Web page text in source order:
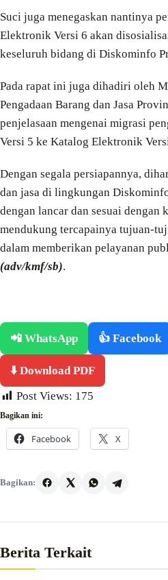
Suci juga menegaskan nantinya
Elektronik Versi 6 akan
keseluruh bidang di Diskominfo
Pada rapat ini juga dihadiri oleh
Pengadaan Barang dan Jasa
penjelasaan mengenai migrasi
Versi 5 ke Katalog Elektronik
Dengan segala persiapannya,
dan jasa di lingkungan
dengan lancar dan sesuai dengan
mendukung tercapainya tujuan-
dalam memberikan pelayanan
(adv/kmf/sb).
📲 WhatsApp 👍 Facebook
⬇️ Download PDF
Post Views: 175
Bagikan ini:
Facebook X
Bagikan:
Berita Terkait